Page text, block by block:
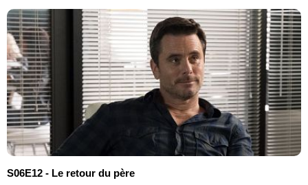
S06E12 - Le retour du père